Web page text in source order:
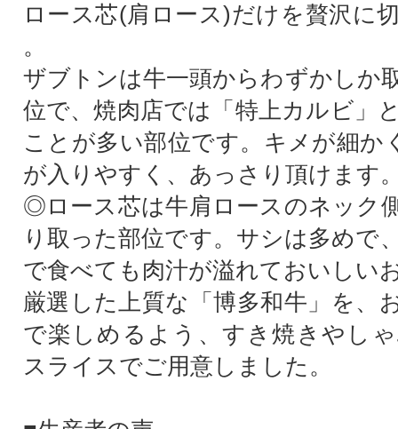
ロース芯(肩ロース)だけを贅沢に
。
ザブトンは牛一頭からわずかしか
位で、焼肉店では「特上カルビ」
ことが多い部位です。キメが細か
が入りやすく、あっさり頂けます
◎ロース芯は牛肩ロースのネック
り取った部位です。サシは多めで
で食べても肉汁が溢れておいしい
厳選した上質な「博多和牛」を、
で楽しめるよう、すき焼きやし
スライスでご用意しました。